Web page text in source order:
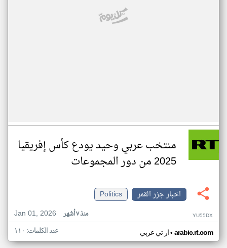
منتخب عربي وحيد يودع كأس إفريقيا
2025 من دور المجموعات
اخبار جزر القمر
Politics
Jan 01, 2026
منذ ٧ أشهر YU55DX
ار تي عربي• arabic.rt.com عدد الكلمات: ١١٠